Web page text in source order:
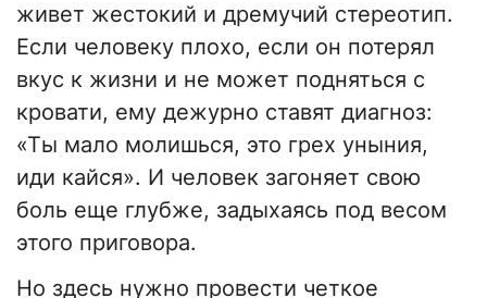
живет жестокий и дремучий стереотип.
Если человеку плохо, если он потерял
вкус к жизни и не может подняться с
кровати, ему дежурно ставят диагноз:
«Ты мало молишься, это грех уныния,
иди кайся». И человек загоняет свою
боль еще глубже, задыхаясь под весом
этого приговора.
​Но здесь нужно провести четкое